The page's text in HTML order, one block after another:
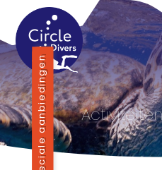
speciale aanbiedingen